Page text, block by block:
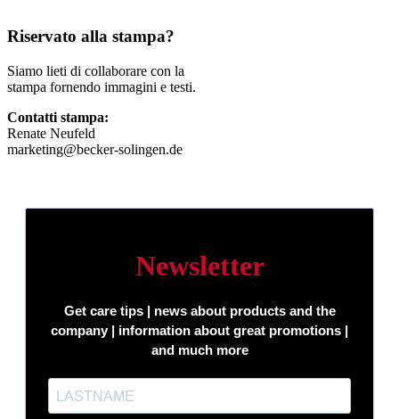
Riservato alla stampa?
Siamo lieti di collaborare con la
stampa fornendo immagini e testi.
Contatti stampa:
Renate Neufeld
marketing@becker-solingen.de